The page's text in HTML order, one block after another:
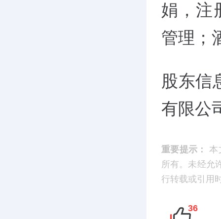
娟，注
管理；
股东信
有限公
重要提示：
本
所有。未经允
行转载或引用
36